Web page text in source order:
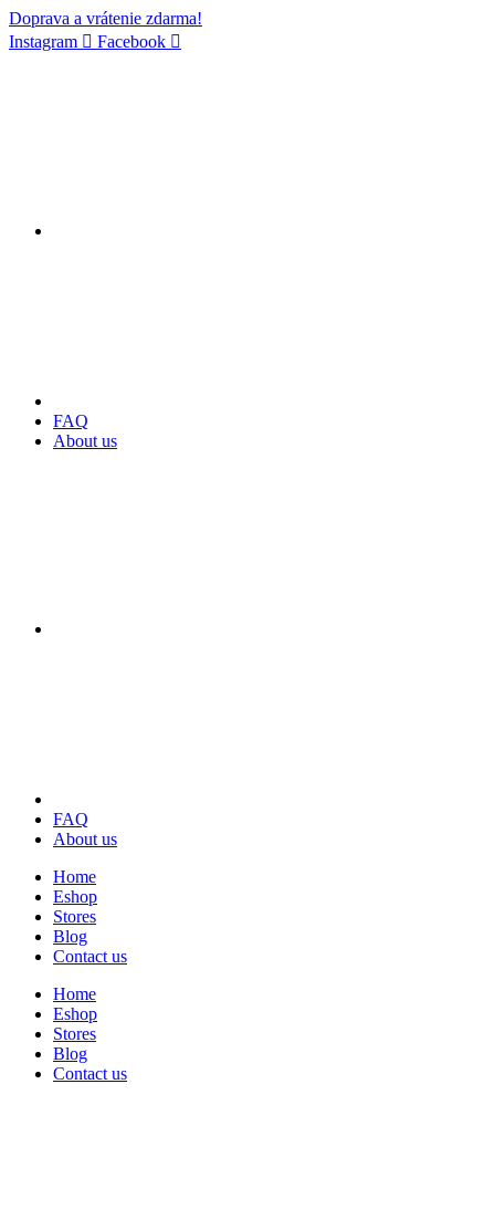
Doprava a vrátenie zdarma!
Instagram
Facebook
FAQ
About us
FAQ
About us
Home
Eshop
Stores
Blog
Contact us
Home
Eshop
Stores
Blog
Contact us